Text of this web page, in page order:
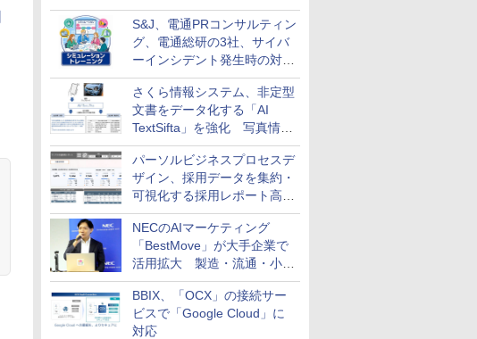
S&J、電通PRコンサルティン
グ、電通総研の3社、サイバ
ーインシデント発生時の対応
と危機管理広報を一体的に訓
練するプログラムを提供
さくら情報システム、非定型
文書をデータ化する「AI
TextSifta」を強化 写真情報
のデータ化などに対応
パーソルビジネスプロセスデ
ザイン、採用データを集約・
可視化する採用レポート高速
化サービスを提供
NECのAIマーケティング
「BestMove」が大手企業で
活用拡大 製造・流通・小売
企業・広告代理店などが実装
フェーズへ
BBIX、「OCX」の接続サー
ビスで「Google Cloud」に
対応